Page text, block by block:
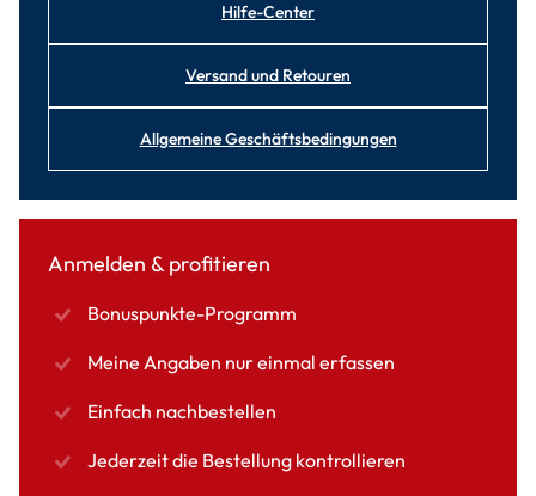
Hilfe-Center
Versand und Retouren
Allgemeine Geschäftsbedingungen
Anmelden & profitieren
Bonuspunkte-Programm
Meine Angaben nur einmal erfassen
Einfach nachbestellen
Jederzeit die Bestellung kontrollieren